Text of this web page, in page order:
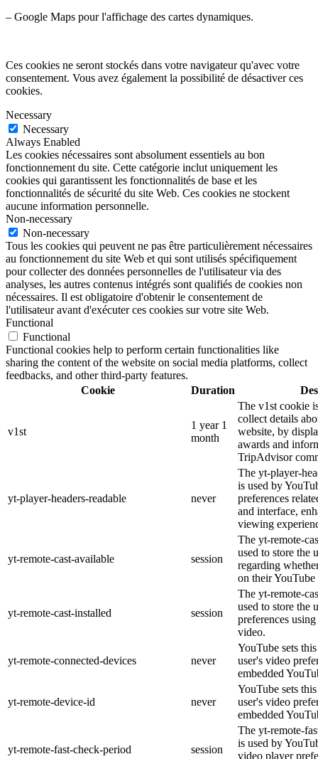
– Google Maps pour l'affichage des cartes dynamiques.
Ces cookies ne seront stockés dans votre navigateur qu'avec votre
consentement. Vous avez également la possibilité de désactiver ces
cookies.
Necessary
Necessary
Always Enabled
Les cookies nécessaires sont absolument essentiels au bon
fonctionnement du site. Cette catégorie inclut uniquement les
cookies qui garantissent les fonctionnalités de base et les
fonctionnalités de sécurité du site Web. Ces cookies ne stockent
aucune information personnelle.
Non-necessary
Non-necessary
Tous les cookies qui peuvent ne pas être particulièrement nécessaires
au fonctionnement du site Web et qui sont utilisés spécifiquement
pour collecter des données personnelles de l'utilisateur via des
analyses, les autres contenus intégrés sont qualifiés de cookies non
nécessaires. Il est obligatoire d'obtenir le consentement de
l'utilisateur avant d'exécuter ces cookies sur votre site Web.
Functional
Functional
Functional cookies help to perform certain functionalities like
sharing the content of the website on social media platforms, collect
feedbacks, and other third-party features.
Cookie
Duration
v1st
1 year 1
month
The v1st cookie
collect details
website, by
awards and
TripAdvisor
yt-player-headers-readable never
The yt-player-
is used by
preferences
and interface,
viewing
yt-remote-cast-available session
The yt-remote-
used to store the
regarding
on their
yt-remote-cast-installed session
The yt-remote-
used to store the
preferences
video.
yt-remote-connected-devices never
YouTube sets
user's video
embedded
yt-remote-device-id never
YouTube sets
user's video
embedded
yt-remote-fast-check-period session
The yt-remote-
is used by
video player